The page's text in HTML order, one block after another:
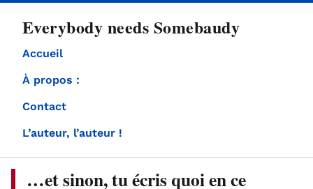
Everybody needs Somebaudy
Accueil
À propos :
Contact
L’auteur, l’auteur !
…et sinon, tu écris quoi en ce